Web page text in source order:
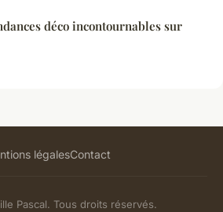
déco incontournables sur
légalesContact
Pascal. Tous droits réservés.